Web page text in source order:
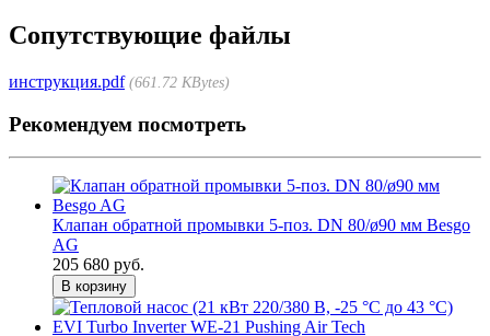
Сопутствующие файлы
инструкция.pdf 661.72 KBytes
Рекомендуем посмотреть
Клапан обратной промывки 5-поз. DN 80/ø90 мм Besgo
AG
205 680 руб.
В корзину